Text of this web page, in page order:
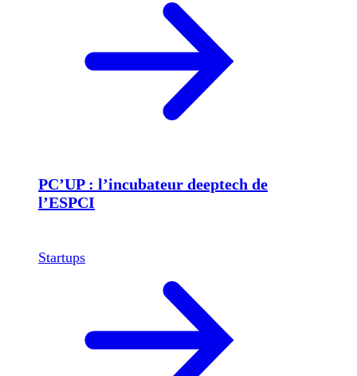
PC’UP : l’incubateur deeptech de
l’ESPCI
Startups